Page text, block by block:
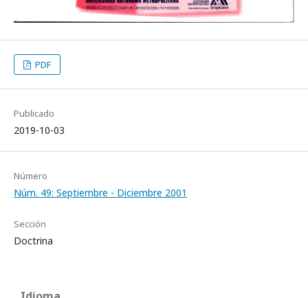
PDF
Publicado
2019-10-03
Número
Núm. 49: Septiembre - Diciembre 2001
Sección
Doctrina